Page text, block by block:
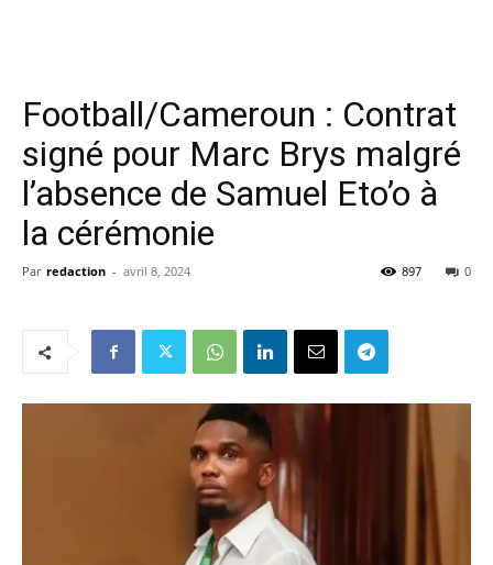
Football/Cameroun : Contrat
signé pour Marc Brys malgré
l’absence de Samuel Eto’o à
la cérémonie
Par redaction - avril 8, 2024 0
897